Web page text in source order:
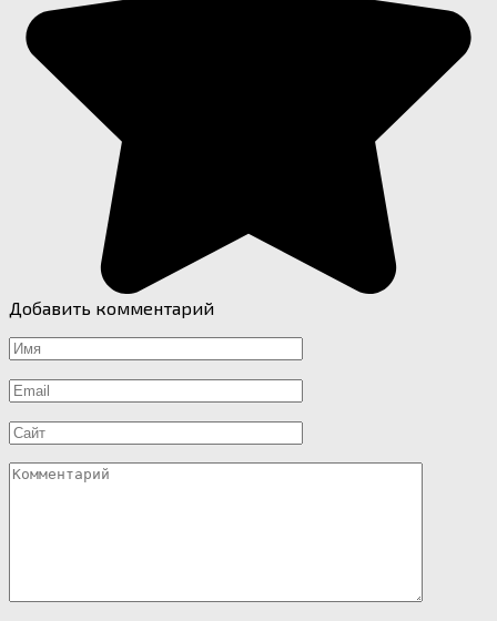
Добавить комментарий
Имя
*
Email
*
Сайт
Комментарий